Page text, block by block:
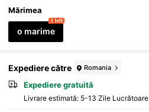
Mărimea
o marime
1 left
Expediere către Romania
Expediere gratuită
Livrare estimată: 5-13 Zile Lucrătoare